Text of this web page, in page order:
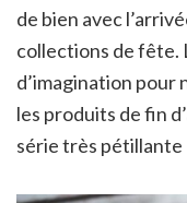
de bien avec
collections de fête.
d’imagination pour
les produits de fin
série très pétillante